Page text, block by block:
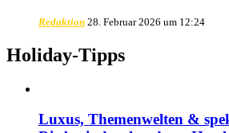
Redaktion 28. Februar 2026 um 12:24
Holiday-Tipps
Luxus, Themenwelten &